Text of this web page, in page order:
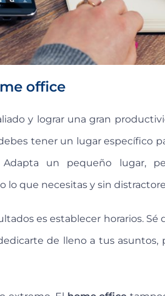
office
y lograr una gran
tener un lugar específico
un pequeño lugar,
lo que necesitas y sin
es establecer horarios. Sé
de lleno a tus asuntos,